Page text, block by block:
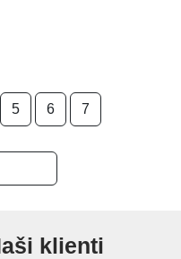
5 6 7
klienti